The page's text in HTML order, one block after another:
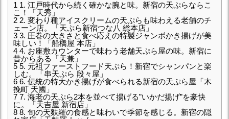
1 1. 江戸時代から続く確かな腕と味。新宿の天ぷらならこ
こ！「天秀」
2 2. 変わり種アイスクリームの天ぷらも味わえる老舗のチ
ェーン店。「天ぷら新宿つな八 総本店」
3 3. 圧巻の大きさと食べ応えの特製ジャンボかき揚げが美
味しい！「船橋屋 本店」
4 4. お座敷カウンターで味わう老舗天ぷら屋の味。新宿に
昔からある「天兼」
5 5. 元祖ファーストフード天ぷら！新宿でシャンパンと楽
しむ。「串天ぷら 段々屋」
6 6. 伝統の特大かき揚げが食べられる新宿の天ぷら屋「木
挽町 天國」
7 7. 海老の天ぷら2本を並べて揚げる”いかだ揚げ”を豪快
に。「天吉屋 新宿店」
8 8. 旬の天麩羅の食感と味わいで季節を感じる。新宿の隠